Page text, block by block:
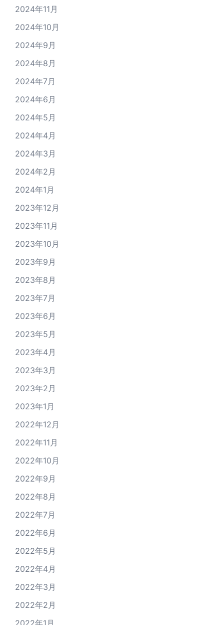
2024年11月
2024年10月
2024年9月
2024年8月
2024年7月
2024年6月
2024年5月
2024年4月
2024年3月
2024年2月
2024年1月
2023年12月
2023年11月
2023年10月
2023年9月
2023年8月
2023年7月
2023年6月
2023年5月
2023年4月
2023年3月
2023年2月
2023年1月
2022年12月
2022年11月
2022年10月
2022年9月
2022年8月
2022年7月
2022年6月
2022年5月
2022年4月
2022年3月
2022年2月
2022年1月